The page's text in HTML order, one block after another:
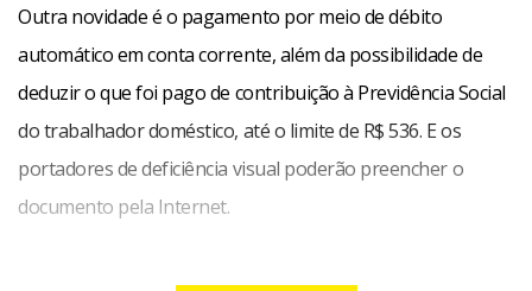
Outra novidade é o pagamento por meio de débito
automático em conta corrente, além da possibilidade de
deduzir o que foi pago de contribuição à Previdência Social
do trabalhador doméstico, até o limite de R$ 536. E os
portadores de deficiência visual poderão preencher o
documento pela Internet.